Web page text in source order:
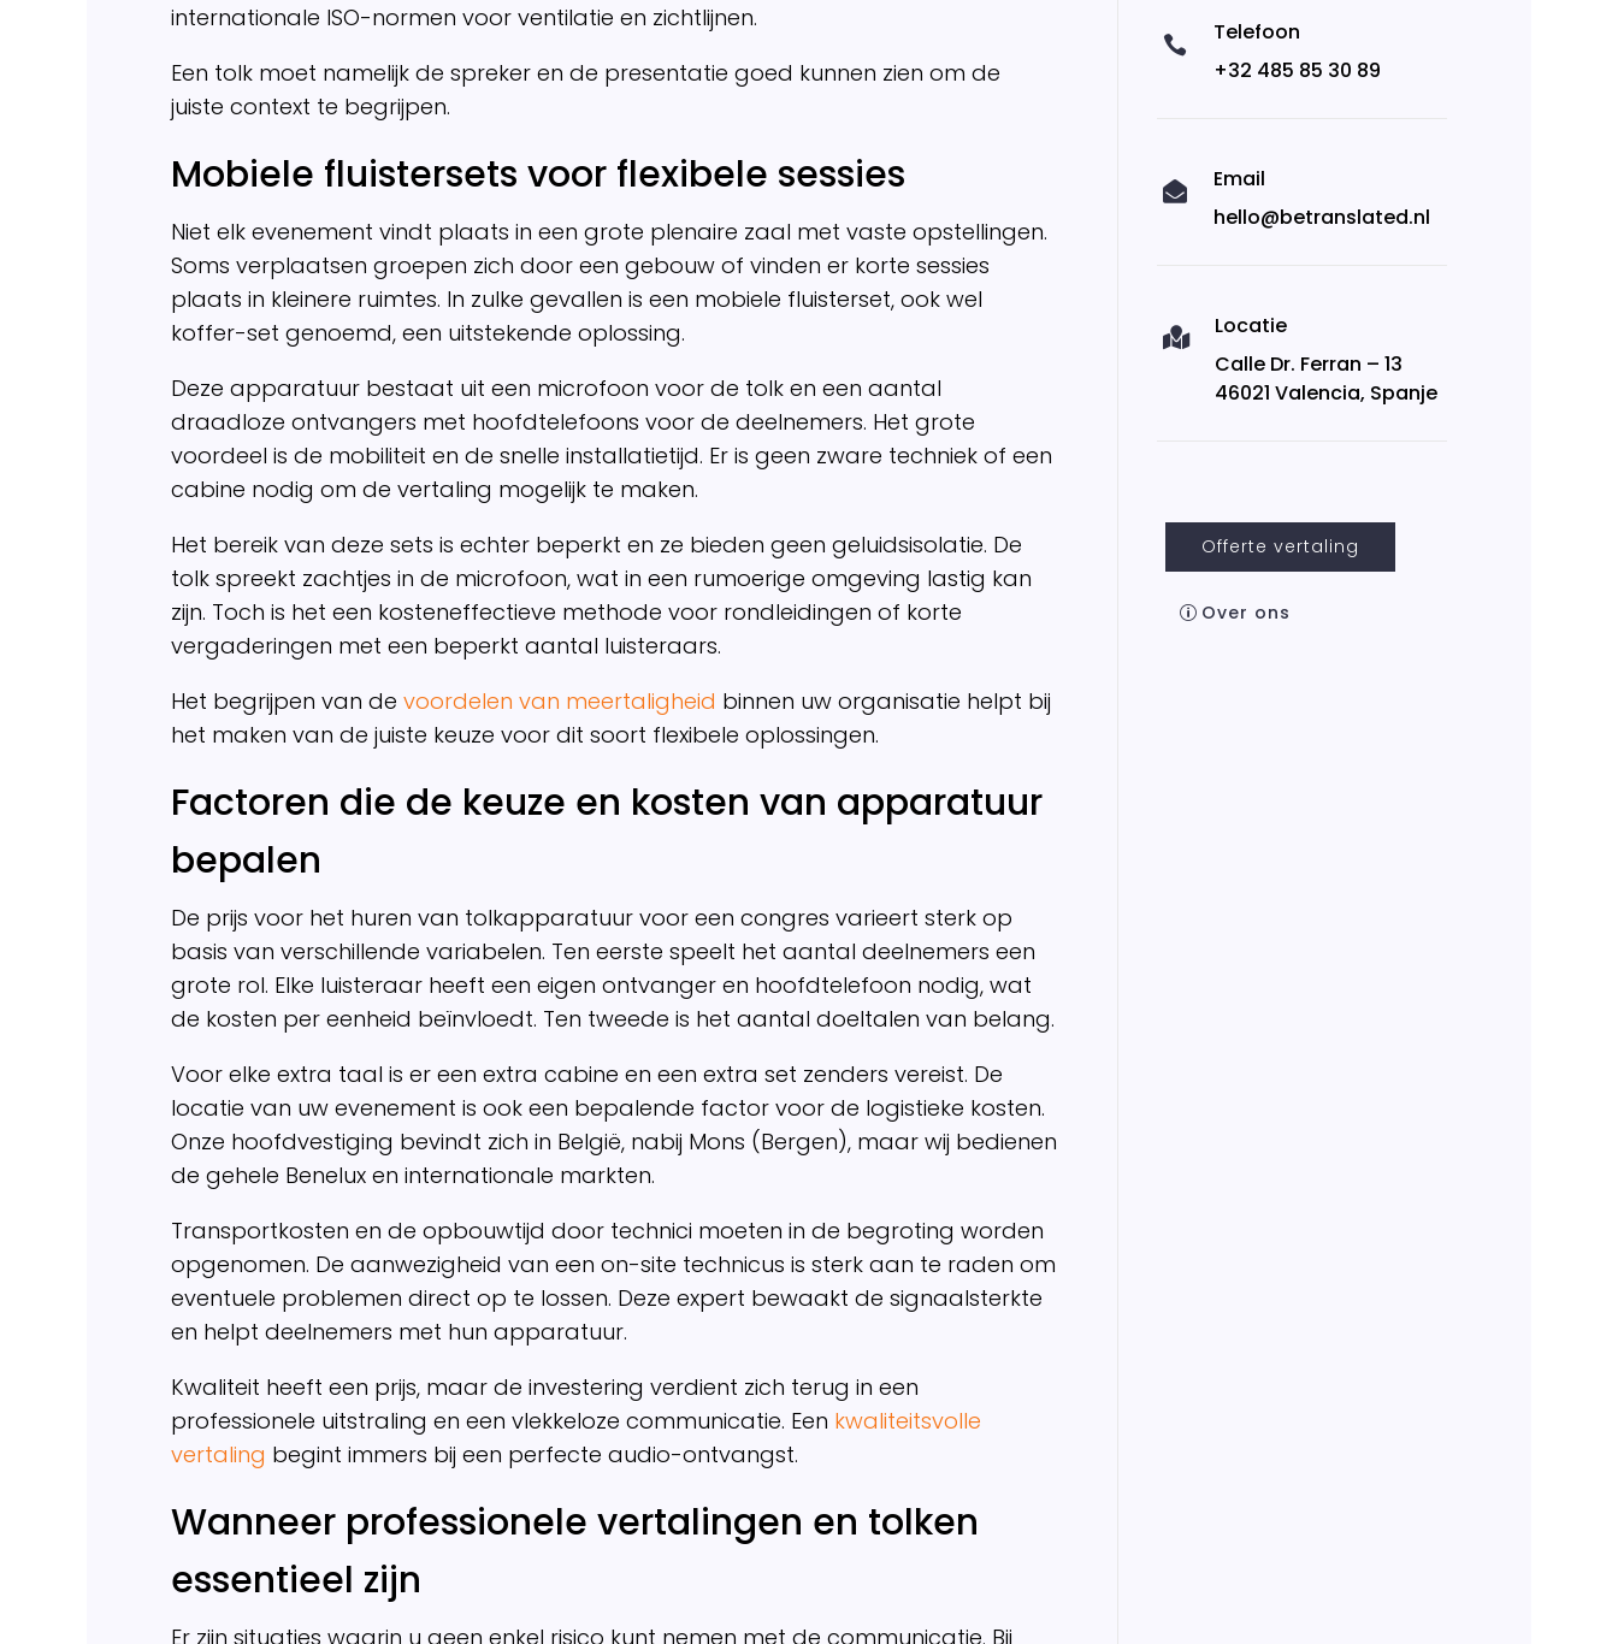
internationale ISO-normen voor ventilatie en zichtlijnen.
Een tolk moet namelijk de spreker en de presentatie goed kunnen zien om de
juiste context te begrijpen.
Mobiele fluistersets voor flexibele sessies
Niet elk evenement vindt plaats in een grote plenaire zaal met vaste opstellingen.
Soms verplaatsen groepen zich door een gebouw of vinden er korte sessies
plaats in kleinere ruimtes. In zulke gevallen is een mobiele fluisterset, ook wel
koffer-set genoemd, een uitstekende oplossing.
Deze apparatuur bestaat uit een microfoon voor de tolk en een aantal
draadloze ontvangers met hoofdtelefoons voor de deelnemers. Het grote
voordeel is de mobiliteit en de snelle installatietijd. Er is geen zware techniek of een
cabine nodig om de vertaling mogelijk te maken.
Het bereik van deze sets is echter beperkt en ze bieden geen geluidsisolatie. De
tolk spreekt zachtjes in de microfoon, wat in een rumoerige omgeving lastig kan
zijn. Toch is het een kosteneffectieve methode voor rondleidingen of korte
vergaderingen met een beperkt aantal luisteraars.
Het begrijpen van de voordelen van meertaligheid binnen uw organisatie helpt bij
het maken van de juiste keuze voor dit soort flexibele oplossingen.
Factoren die de keuze en kosten van apparatuur
bepalen
De prijs voor het huren van tolkapparatuur voor een congres varieert sterk op
basis van verschillende variabelen. Ten eerste speelt het aantal deelnemers een
grote rol. Elke luisteraar heeft een eigen ontvanger en hoofdtelefoon nodig, wat
de kosten per eenheid beïnvloedt. Ten tweede is het aantal doeltalen van belang.
Voor elke extra taal is er een extra cabine en een extra set zenders vereist. De
locatie van uw evenement is ook een bepalende factor voor de logistieke kosten.
Onze hoofdvestiging bevindt zich in België, nabij Mons (Bergen), maar wij bedienen
de gehele Benelux en internationale markten.
Transportkosten en de opbouwtijd door technici moeten in de begroting worden
opgenomen. De aanwezigheid van een on-site technicus is sterk aan te raden om
eventuele problemen direct op te lossen. Deze expert bewaakt de signaalsterkte
en helpt deelnemers met hun apparatuur.
Kwaliteit heeft een prijs, maar de investering verdient zich terug in een
professionele uitstraling en een vlekkeloze communicatie. Een kwaliteitsvolle
vertaling begint immers bij een perfecte audio-ontvangst.
Wanneer professionele vertalingen en tolken
essentieel zijn
Er zijn situaties waarin u geen enkel risico kunt nemen met de communicatie. Bij

Telefoon
+32 485 85 30 89

Email
hello@betranslated.nl

Locatie
Calle Dr. Ferran – 13
46021 Valencia, Spanje
Offerte vertaling
Over ons